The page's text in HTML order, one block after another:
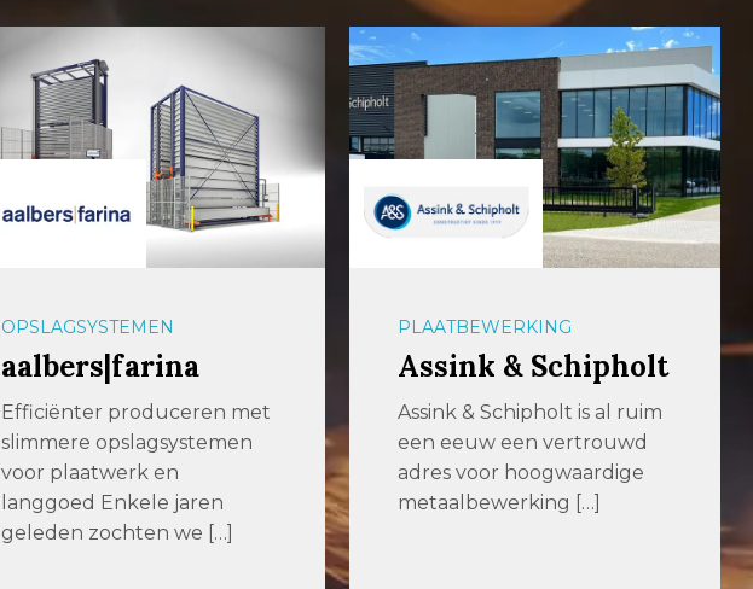
PLAATBEWERKING
Assink & Schipholt
Assink & Schipholt is al ruim
een eeuw een vertrouwd
adres voor hoogwaardige
metaalbewerking […]
OPLAGE
54U Media
De uitgever met het
hoogste bereik in de metaal
met de titels MetaalNieuws,
VerspaningsNieuws […]